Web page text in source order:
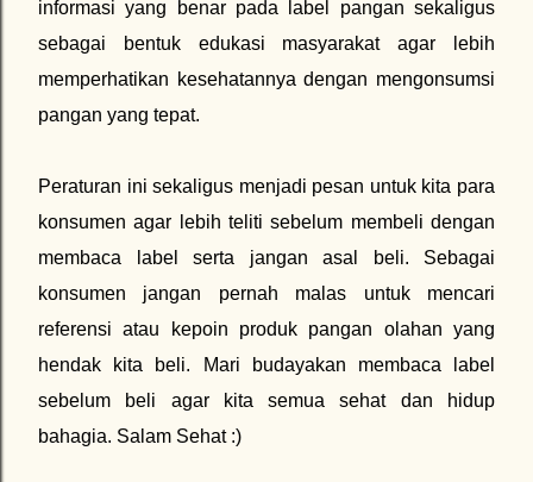
informasi yang benar pada label pangan sekaligus
sebagai bentuk edukasi masyarakat agar lebih
memperhatikan kesehatannya dengan mengonsumsi
pangan yang tepat.
Peraturan ini sekaligus menjadi pesan untuk kita para
konsumen agar lebih teliti sebelum membeli dengan
membaca label serta jangan asal beli. Sebagai
konsumen jangan pernah malas untuk mencari
referensi atau kepoin produk pangan olahan yang
hendak kita beli. Mari budayakan membaca label
sebelum beli agar kita semua sehat dan hidup
bahagia. Salam Sehat :)